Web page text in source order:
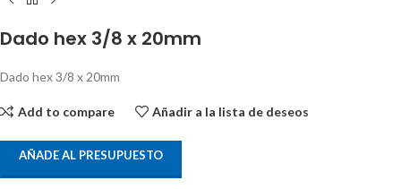
Dado hex 3/8 x 20mm
Dado hex 3/8 x 20mm
Add to compare Añadir a la lista de deseos
AÑADE AL PRESUPUESTO